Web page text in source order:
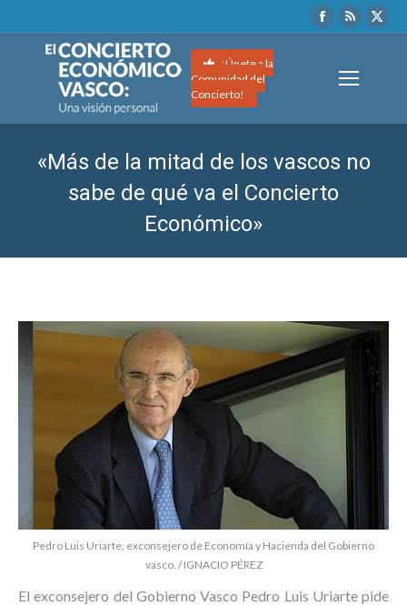
Facebook
page
in
Rss
page
in
X
¡Únete a la
Comunidad del
Concierto!
«M‎ás de la mitad de los vascos no
sabe de qué va el Concierto‎
Económico»
Pedro Luis Uriarte, exconsejero de Economía y Hacienda del Gobierno
vasco. / IGNACIO PÉREZ
El exconsejero del Gobierno Vasco Pedro Luis Uriarte pide